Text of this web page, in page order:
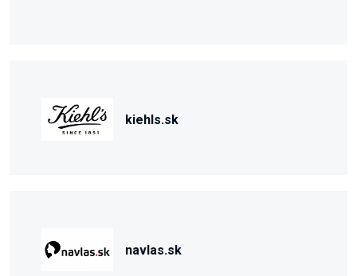
kiehls.sk
navlas.sk